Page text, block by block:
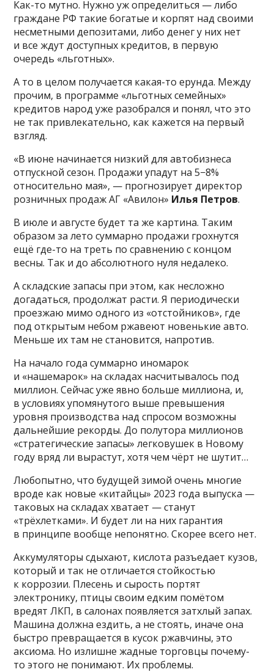
Как-то мутно. Нужно уж определиться — либо
граждане РФ такие богатые и корпят над своими
несметными депозитами, либо денег у них нет
и все ждут доступных кредитов, в первую
очередь «льготных».
А то в целом получается какая-то ерунда. Между
прочим, в программе «льготных семейных»
кредитов народ уже разобрался и понял, что это
не так привлекательно, как кажется на первый
взгляд.
«В июне начинается низкий для автобизнеса
отпускной сезон. Продажи упадут на 5−8%
относительно мая», — прогнозирует директор
розничных продаж АГ «Авилон» Илья Петров.
В июле и августе будет та же картина. Таким
образом за лето суммарно продажи грохнутся
ещё где-то на треть по сравнению с концом
весны. Так и до абсолютного нуля недалеко.
А складские запасы при этом, как несложно
догадаться, продолжат расти. Я периодически
проезжаю мимо одного из «отстойников», где
под открытым небом ржавеют новенькие авто.
Меньше их там не становится, напротив.
На начало года суммарно иномарок
и «нашемарок» на складах насчитывалось под
миллион. Сейчас уже явно больше миллиона, и,
в условиях упомянутого выше превышения
уровня производства над спросом возможны
дальнейшие рекорды. До полутора миллионов
«стратегические запасы» легковушек в Новому
году вряд ли вырастут, хотя чем чёрт не шутит…
Любопытно, что будущей зимой очень многие
вроде как новые «китайцы» 2023 года выпуска —
таковых на складах хватает — станут
«трёхлетками». И будет ли на них гарантия
в принципе вообще непонятно. Скорее всего нет.
Аккумуляторы сдыхают, кислота разъедает кузов,
который и так не отличается стойкостью
к коррозии. Плесень и сырость портят
электронику, птицы своим едким помётом
вредят ЛКП, в салонах появляется затхлый запах.
Машина должна ездить, а не стоять, иначе она
быстро превращается в кусок ржавчины, это
аксиома. Но излишне жадные торговцы почему-
то этого не понимают. Их проблемы.